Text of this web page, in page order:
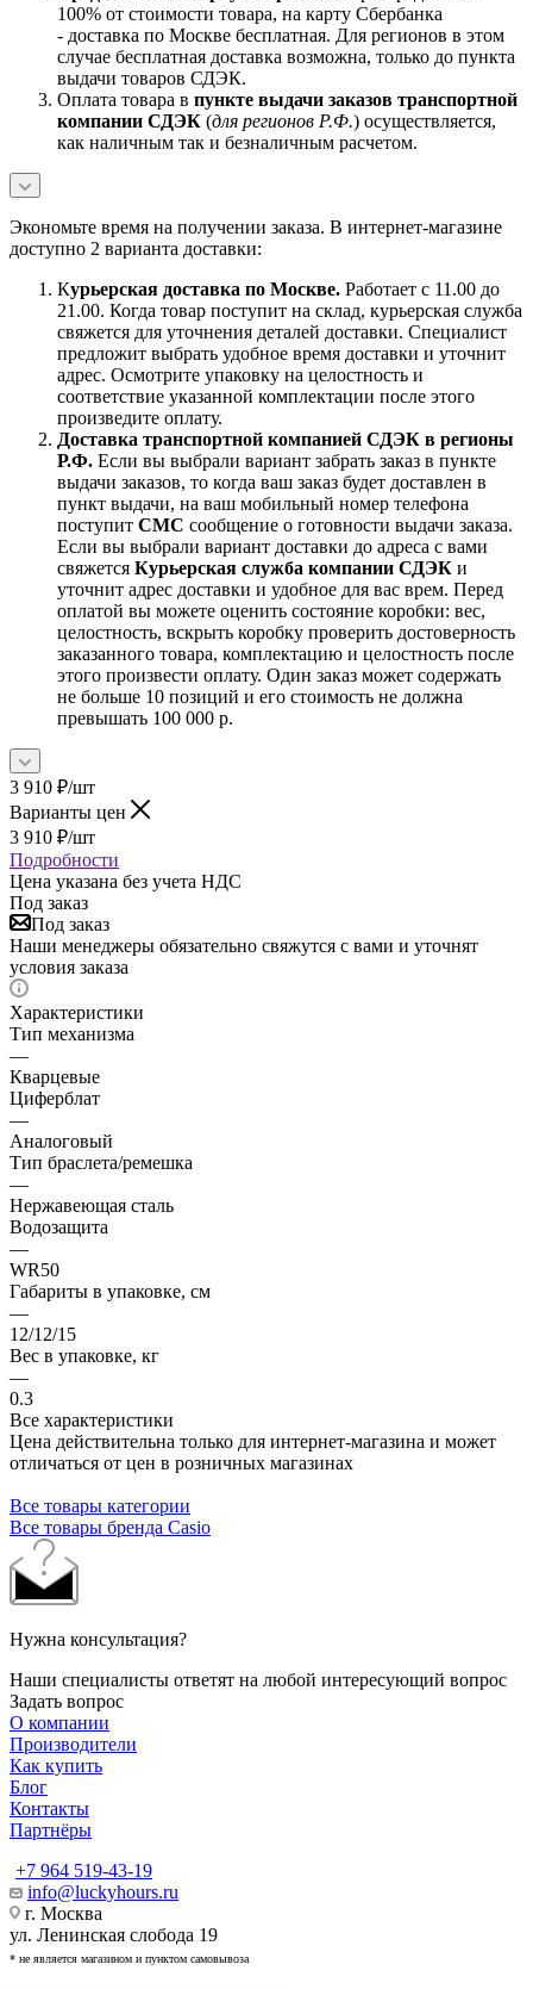
100% от стоимости товара, на карту Сбербанка
- доставка по Москве бесплатная. Для регионов в этом
случае бесплатная доставка возможна, только до пункта
выдачи товаров СДЭК.
Оплата товара в пункте выдачи заказов транспортной
компании СДЭК (для регионов Р.Ф.) осуществляется,
как наличным так и безналичным расчетом.
Экономьте время на получении заказа. В интернет-магазине
доступно 2 варианта доставки:
Курьерская доставка по Москве. Работает с 11.00 до
21.00. Когда товар поступит на склад, курьерская служба
свяжется для уточнения деталей доставки. Специалист
предложит выбрать удобное время доставки и уточнит
адрес. Осмотрите упаковку на целостность и
соответствие указанной комплектации после этого
произведите оплату.
Доставка транспортной компанией СДЭК в регионы
Р.Ф. Если вы выбрали вариант забрать заказ в пункте
выдачи заказов, то когда ваш заказ будет доставлен в
пункт выдачи, на ваш мобильный номер телефона
поступит СМС сообщение о готовности выдачи заказа.
Если вы выбрали вариант доставки до адреса с вами
свяжется Курьерская служба компании СДЭК и
уточнит адрес доставки и удобное для вас врем. Перед
оплатой вы можете оценить состояние коробки: вес,
целостность, вскрыть коробку проверить достоверность
заказанного товара, комплектацию и целостность после
этого произвести оплату. Один заказ может содержать
не больше 10 позиций и его стоимость не должна
превышать 100 000 р.
3 910 ₽/шт
Варианты цен
3 910 ₽/шт
Подробности
Цена указана без учета НДС
Под заказ
Под заказ
Наши менеджеры обязательно свяжутся с вами и уточнят
условия заказа
Характеристики
Тип механизма
—
Кварцевые
Циферблат
—
Аналоговый
Тип браслета/ремешка
—
Нержавеющая сталь
Водозащита
—
WR50
Габариты в упаковке, см
—
12/12/15
Вес в упаковке, кг
—
0.3
Все характеристики
Цена действительна только для интернет-магазина и может
отличаться от цен в розничных магазинах
Все товары категории
Все товары бренда Casio
Нужна консультация?
Наши специалисты ответят на любой интересующий вопрос
Задать вопрос
О компании
Производители
Как купить
Блог
Контакты
Партнёры
+7 964 519-43-19
info@luckyhours.ru
г. Москва
ул. Ленинская слобода 19
* не является магазином и пунктом самовывоза